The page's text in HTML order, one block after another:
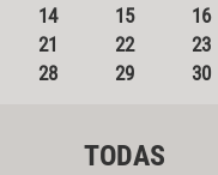
14 15 16
21 22 23
28 29 30
TODAS